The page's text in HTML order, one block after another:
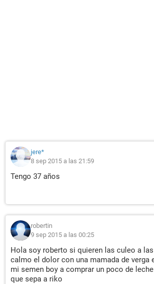
jere*
8 sep 2015 a las 21:59
Tengo 37 años
robertin
9 sep 2015 a las 00:25
Hola soy roberto si quieren las culeo a
calmo el dolor con una mamada de verga
mi semen boy a comprar un poco de
que sepa a riko